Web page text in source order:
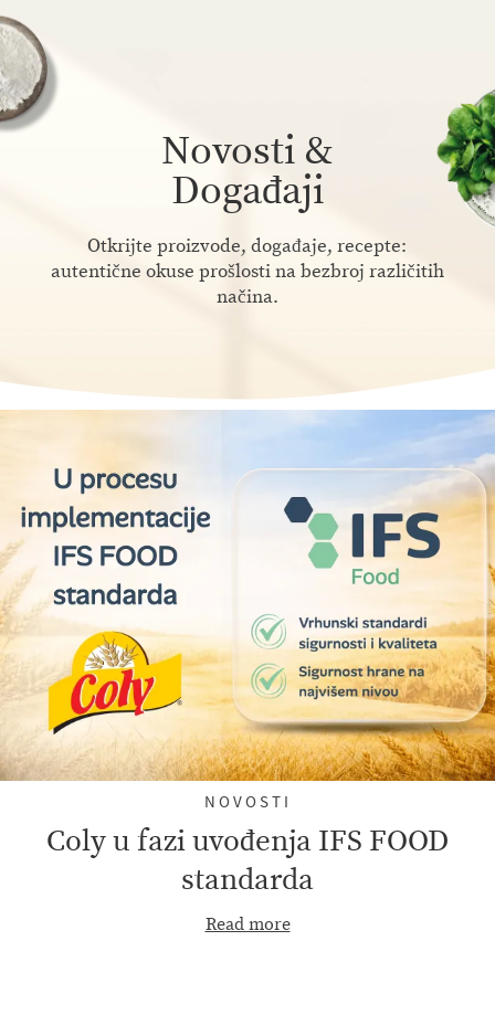
Novosti &
Događaji
Otkrijte proizvode, događaje, recepte:
autentične okuse prošlosti na bezbroj različitih
načina.
NOVOSTI
Coly u fazi uvođenja IFS FOOD
standarda
Read more